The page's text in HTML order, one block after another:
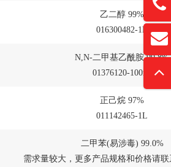
乙二醇 99%
016300482-1L
N,N-二甲基乙酰胺 99.8%
01376120-100ml
正己烷 97%
011142465-1L
二甲苯(易涉毒) 99.0%
需求量较大，更多产品规格和价格请